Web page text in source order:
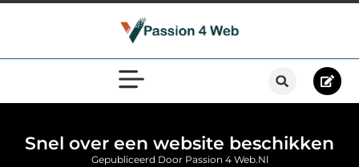
Snel over een website beschikken
Gepubliceerd Door Passion 4 Web.nl